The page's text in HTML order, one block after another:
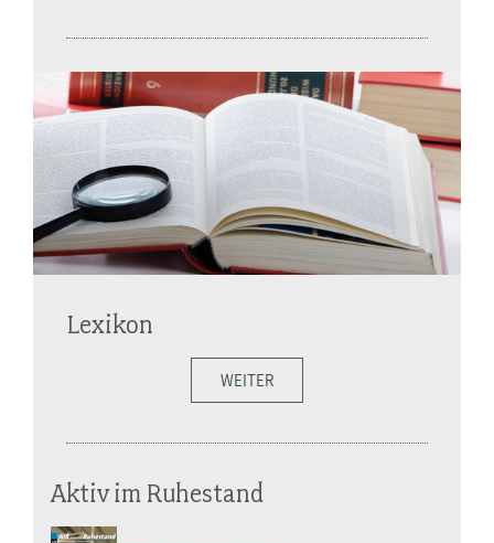
Lexikon
WEITER
Aktiv im Ruhestand